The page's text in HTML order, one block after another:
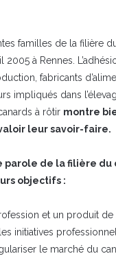
familles de la filière
2005 à Rennes.
fabricants
impliqués dans
à rôtir montre
leur savoir-faire.
parole de la filière
objectifs :
et un produit de
initiatives
le marché du